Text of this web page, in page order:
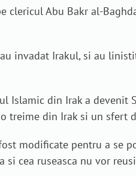
clericul Abu Bakr al-
invadat Irakul, si au
Islamic din Irak a devenit
treime din Irak si un sfert
modificate pentru a se
si cea ruseasca nu vor